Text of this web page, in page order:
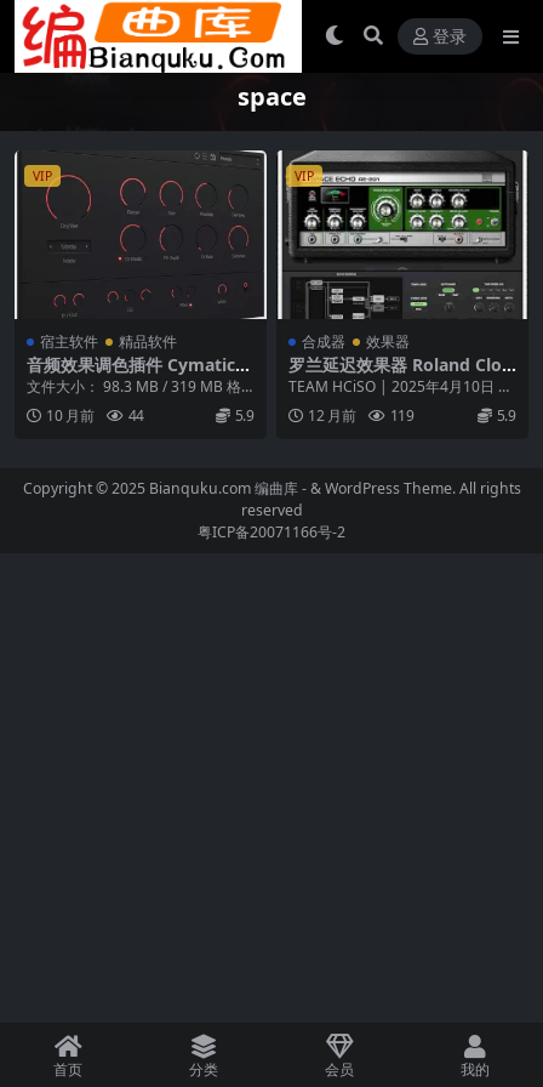
登录
space
VIP
宿主软件 精品软件
音频效果调色插件 Cymatics
Space Reverb Plugin v1.0.2
文件大小： 98.3 MB / 319 MB 格
式： VST / AU（64位）...
10 月前 44 5.9
VIP
合成器 效果器
罗兰延迟效果器 Roland Clou
d RE-201 Space Echo 1.0.1
macOS [HCiSO]
TEAM HCiSO | 2025年4月10日 |
71.64MB Roland...
12 月前 119 5.9
Copyright © 2025 Bianquku.com编曲库- & WordPress Theme. All rights
reserved
粤ICP备20071166号-2
首页 分类 会员 我的